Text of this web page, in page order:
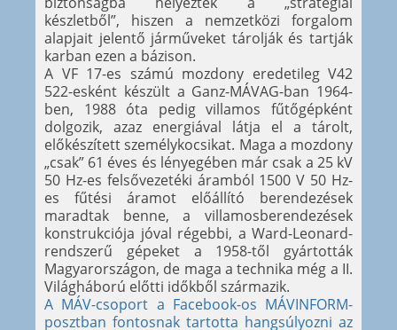
készletből”, hiszen a nemzetközi forgalom
alapjait jelentő járműveket tárolják és tartják
karban ezen a bázison.
A VF 17-es számú mozdony eredetileg V42
522-esként készült a Ganz-MÁVAG-ban 1964-
ben, 1988 óta pedig villamos fűtőgépként
dolgozik, azaz energiával látja el a tárolt,
előkészített személykocsikat. Maga a mozdony
„csak” 61 éves és lényegében már csak a 25 kV
50 Hz-es felsővezetéki áramból 1500 V 50 Hz-
es fűtési áramot előállító berendezések
maradtak benne, a villamosberendezések
konstrukciója jóval régebbi, a Ward-Leonard-
rendszerű gépeket a 1958-től gyártották
Magyarországon, de maga a technika még a II.
Világháború előtti időkből származik.
A MÁV-csoport a Facebook-os MÁVINFORM-
posztban fontosnak tartotta hangsúlyozni az